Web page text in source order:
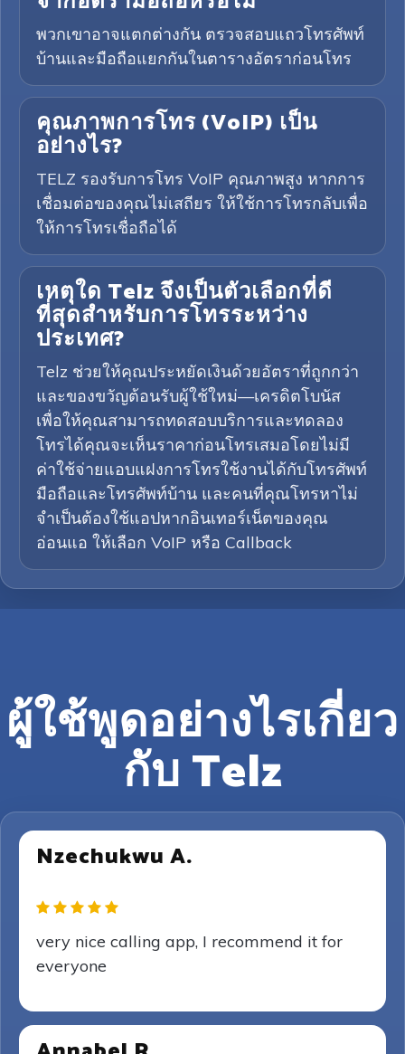
พวกเขาอาจแตกต่างกัน ตรวจสอบแถวโทรศัพท์
บ้านและมือถือแยกกันในตารางอัตราก่อนโทร
คุณภาพการโทร (VoIP) เป็น
อย่างไร?
TELZ รองรับการโทร VoIP คุณภาพสูง หากการ
เชื่อมต่อของคุณไม่เสถียร ให้ใช้การโทรกลับเพื่อ
ให้การโทรเชื่อถือได้
เหตุใด Telz จึงเป็นตัวเลือกที่ดี
ที่สุดสำหรับการโทรระหว่าง
ประเทศ?
Telz ช่วยให้คุณประหยัดเงินด้วยอัตราที่ถูกกว่า
และของขวัญต้อนรับผู้ใช้ใหม่—เครดิตโบนัส
เพื่อให้คุณสามารถทดสอบบริการและทดลอง
โทรได้คุณจะเห็นราคาก่อนโทรเสมอโดยไม่มี
ค่าใช้จ่ายแอบแฝงการโทรใช้งานได้กับโทรศัพท์
มือถือและโทรศัพท์บ้าน และคนที่คุณโทรหาไม่
จำเป็นต้องใช้แอปหากอินเทอร์เน็ตของคุณ
อ่อนแอ ให้เลือก VoIP หรือ Callback
ผู้ใช้พูดอย่างไรเกี่ยว
กับ Telz
Nzechukwu A.
very nice calling app, I recommend it for
everyone